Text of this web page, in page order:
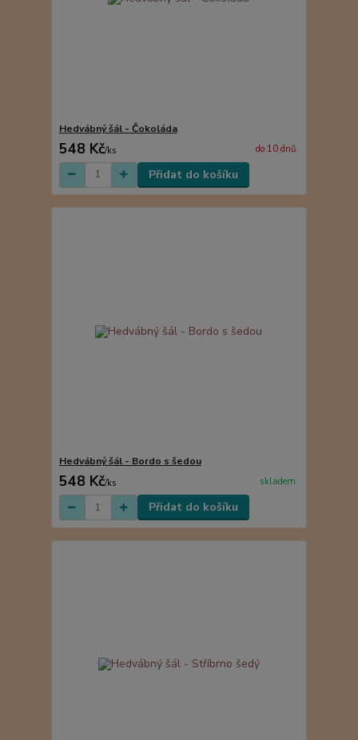
Hedvábný šál - Čokoláda
548 Kč/ks do 10 dnů
Přidat do košíku
Hedvábný šál - Bordo s šedou
548 Kč/ks skladem
Přidat do košíku